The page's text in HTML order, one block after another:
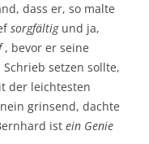
dass er, so malte
sorgfältigund ja,
, bevor er seine
setzen sollte,
der leichtesten
grinsend, dachte
ist ein Genie